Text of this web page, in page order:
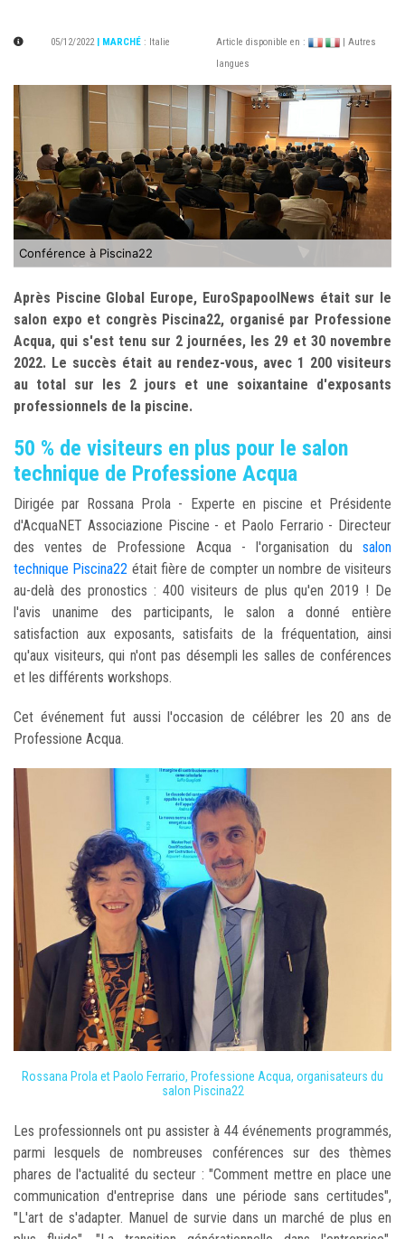
05/12/2022 | MARCHÉ : Italie Article disponible en :
| Autres
langues
Conférence à Piscina22
Après Piscine Global Europe, EuroSpapoolNews était sur le
salon expo et congrès Piscina22, organisé par Professione
Acqua, qui s'est tenu sur 2 journées, les 29 et 30 novembre
2022. Le succès était au rendez-vous, avec 1 200 visiteurs
au total sur les 2 jours et une soixantaine d'exposants
professionnels de la piscine.
50 % de visiteurs en plus pour le salon
technique de Professione Acqua
Dirigée par Rossana Prola - Experte en piscine et Présidente
d'AcquaNET Associazione Piscine - et Paolo Ferrario - Directeur
des ventes de Professione Acqua - l'organisation du salon
technique Piscina22 était fière de compter un nombre de visiteurs
au-delà des pronostics : 400 visiteurs de plus qu'en 2019 ! De
l'avis unanime des participants, le salon a donné entière
satisfaction aux exposants, satisfaits de la fréquentation, ainsi
qu'aux visiteurs, qui n'ont pas désempli les salles de conférences
et les différents workshops.
Cet événement fut aussi l'occasion de célébrer les 20 ans de
Professione Acqua.
Rossana Prola et Paolo Ferrario, Professione Acqua, organisateurs du
salon Piscina22
Les professionnels ont pu assister à 44 événements programmés,
parmi lesquels de nombreuses conférences sur des thèmes
phares de l'actualité du secteur : "Comment mettre en place une
communication d'entreprise dans une période sans certitudes",
"L'art de s'adapter. Manuel de survie dans un marché de plus en